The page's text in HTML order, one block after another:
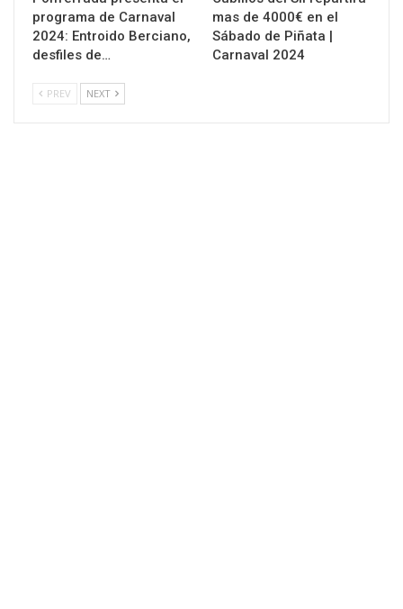
programa de Carnaval
2024: Entroido Berciano,
desfiles de…
mas de 4000€ en el
Sábado de Piñata |
Carnaval 2024
PREV NEXT